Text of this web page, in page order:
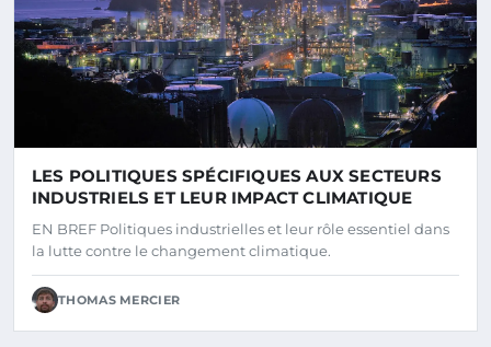
LES POLITIQUES SPÉCIFIQUES AUX SECTEURS
INDUSTRIELS ET LEUR IMPACT CLIMATIQUE
EN BREF Politiques industrielles et leur rôle essentiel dans
la lutte contre le changement climatique.
THOMAS MERCIER